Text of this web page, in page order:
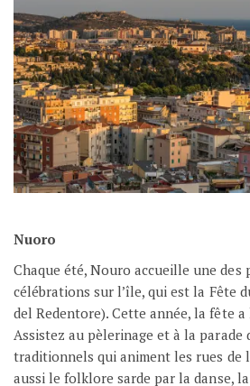
Nuoro
Chaque été, Nouro accueille une des
célébrations sur l’île, qui est la Fête
del Redentore). Cette année, la fête
Assistez au pèlerinage et à la parade
traditionnels qui animent les rues de
aussi le folklore sarde par la danse,